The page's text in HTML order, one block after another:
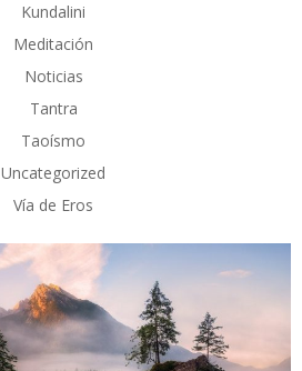
Kundalini
Meditación
Noticias
Tantra
Taoísmo
Uncategorized
Vía de Eros